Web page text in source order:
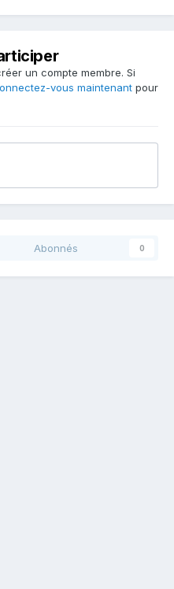
un compte membre. Si
vous maintenant pour
Abonnés 0